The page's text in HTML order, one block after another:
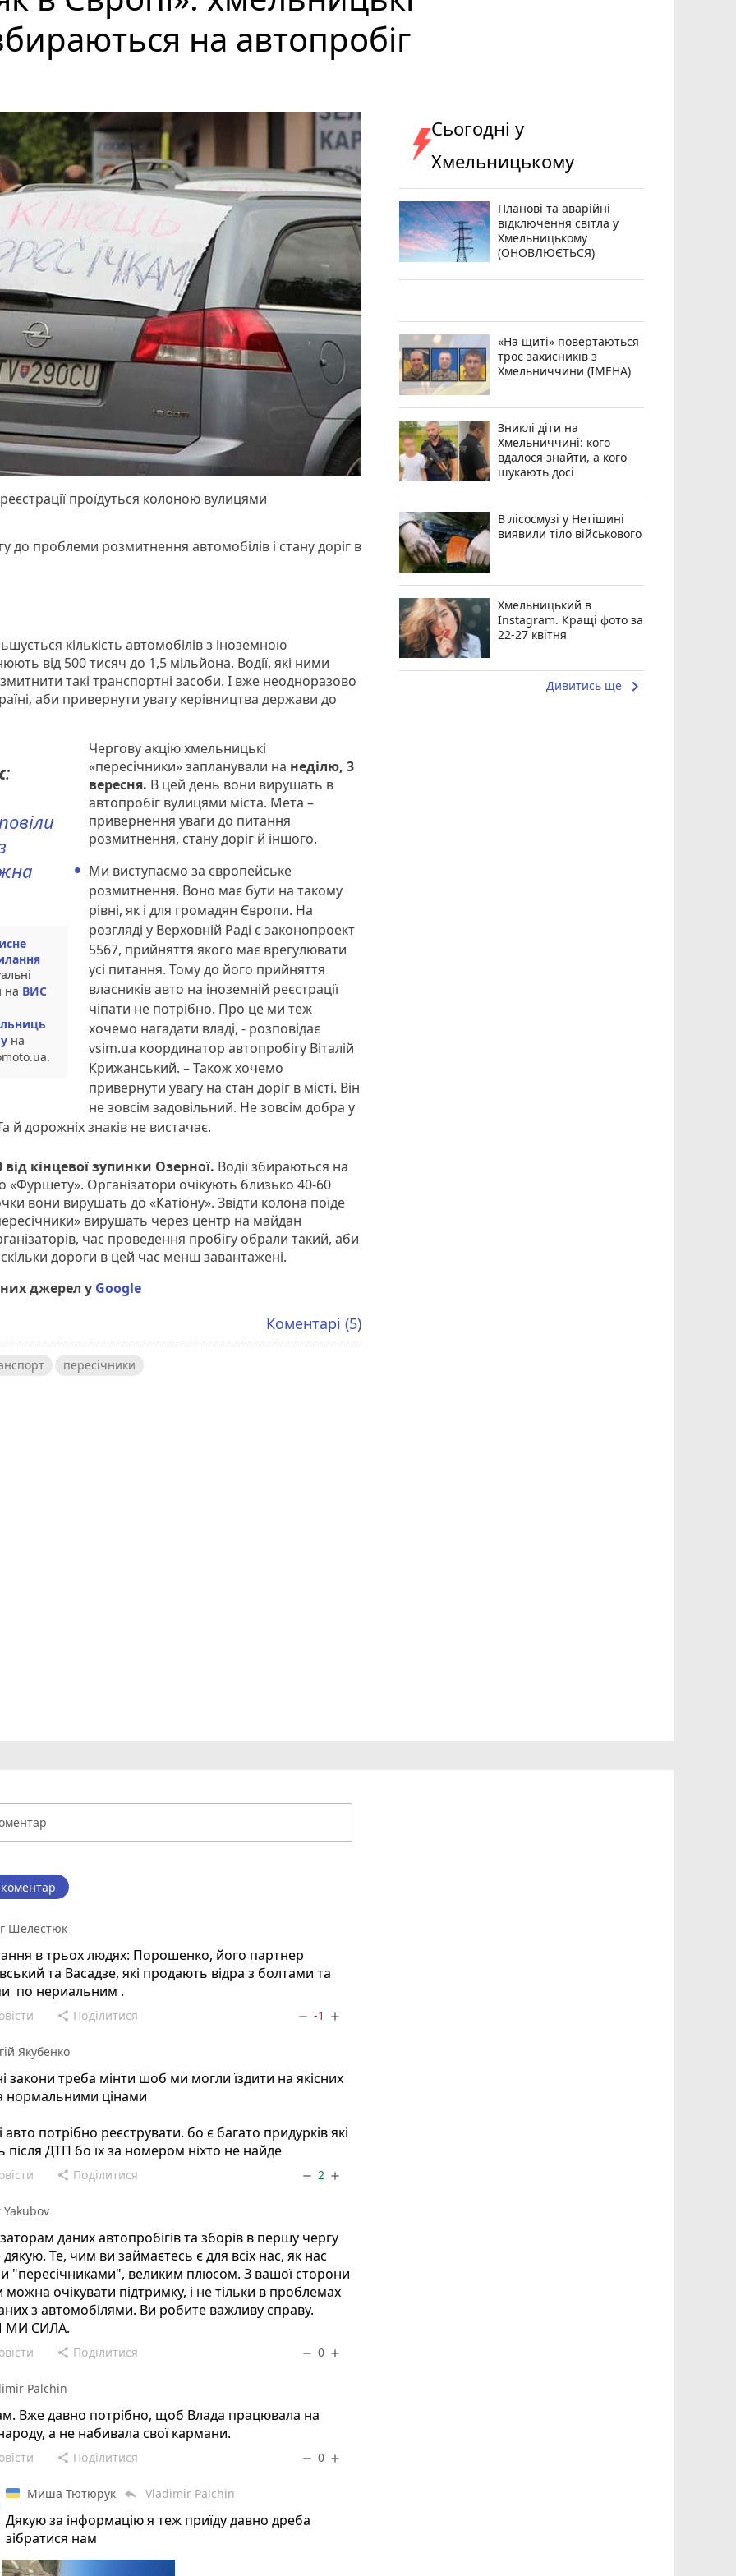
на автопробіг
проїдуться колоною вулицями
до проблеми розмитнення автомобілів і стану доріг в
кількість автомобілів з іноземною
від 500 тисяч до 1,5 мільйона. Водії, які ними
такі транспортні засоби. І вже неодноразово
аби привернути увагу керівництва держави до
:
на ВИС
на
Чергову акцію хмельницькі
«пересічники» запланували на неділю, 3
вересня. В цей день вони вирушать в
автопробіг вулицями міста. Мета –
привернення уваги до питання
розмитнення, стану доріг й іншого.
Ми виступаємо за європейське
розмитнення. Воно має бути на такому
рівні, як і для громадян Європи. На
розгляді у Верховній Раді є законопроект
5567, прийняття якого має врегулювати
усі питання. Тому до його прийняття
власників авто на іноземній реєстрації
чіпати не потрібно. Про це ми теж
хочемо нагадати владі, - розповідає
vsim.ua координатор автопробігу Віталій
Крижанський. – Також хочемо
привернути увагу на стан доріг в місті. Він
не зовсім задовільний. Не зовсім добра у
й дорожніх знаків не вистачає.
від кінцевої зупинки Озерної. Водії збираються на
Організатори очікують близько 40-60
вони вирушать до «Катіону». Звідти колона поїде
вирушать через центр на майдан
час проведення пробігу обрали такий, аби
дороги в цей час менш завантажені.
джерел у Google
Коментарі (5)
пересічники
Сьогодні у
Хмельницькому
Планові та аварійні
відключення світла у
Хмельницькому
(ОНОВЛЮЄТЬСЯ)
«На щиті» повертаються
троє захисників з
Хмельниччини (ІМЕНА)
Зниклі діти на
Хмельниччині: кого
вдалося знайти, а кого
шукають досі
В лісосмузі у Нетішині
виявили тіло військового
Хмельницький в
Instagram. Кращі фото за
22-27 квітня
Дивитись ще keyboard_arrow_right
Шелестюк
в трьох людях: Порошенко, його партнер
та Васадзе, які продають відра з болтами та
по нериальним .
share Поділитися remove -1 add
Якубенко
закони треба мінти шоб ми могли їздити на якісних
нормальними цінами
авто потрібно реєструвати. бо є багато придурків які
після ДТП бо їх за номером ніхто не найде
share Поділитися remove 2 add
даних автопробігів та зборів в першу чергу
дякую. Те, чим ви займаєтесь є для всіх нас, як нас
"пересічниками", великим плюсом. З вашої сторони
можна очікувати підтримку, і не тільки в проблемах
з автомобілями. Ви робите важливу справу.
МИ СИЛА.
share Поділитися remove 0 add
Palchin
Вже давно потрібно, щоб Влада працювала на
а не набивала свої кармани.
share Поділитися remove 0 add
Миша Тютюрук reply Vladimir Palchin
Дякую за інформацію я теж приїду давно дреба
зібратися нам